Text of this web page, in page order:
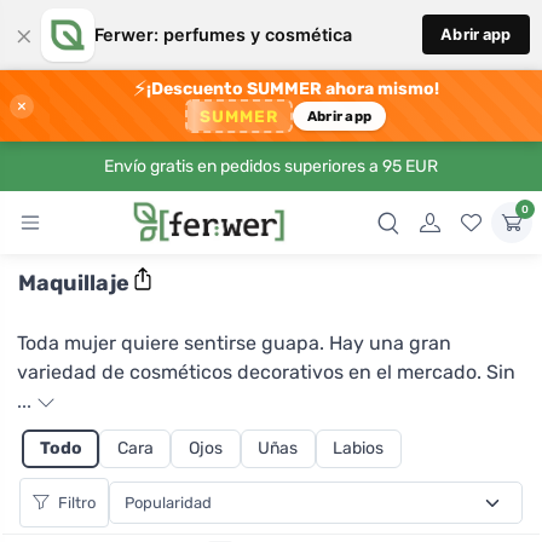
× Ferwer: perfumes y cosmética Abrir app
×
⚡¡Descuento SUMMER ahora mismo!
SUMMER Abrir app
Envío gratis en pedidos superiores a 95 EUR
0
Maquillaje
Toda mujer quiere sentirse guapa. Hay una gran
variedad de cosméticos decorativos en el mercado. Sin
embargo, los convencionales suelen contener
sustancias muy peligrosas o incluso tóxicas.
¿Realmente quieres estar guapa a costa de tu salud y
del medio ambiente?
...
Todo Cara Ojos Uñas Labios
Filtro